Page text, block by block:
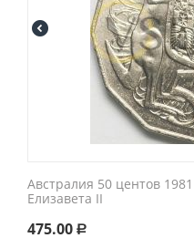
Австралия 50 центов
Елизавета II
475.00 Р